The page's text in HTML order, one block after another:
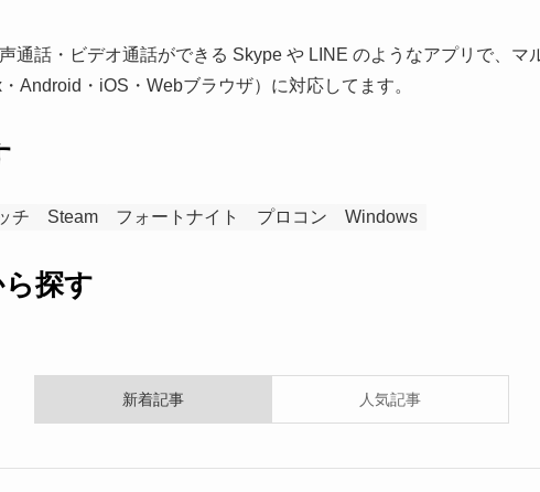
通話・ビデオ通話ができる Skype や LINE のようなアプリで、マ
Android・iOS・Webブラウザ）に対応してます。
チ Steam フォートナイト プロコン Windows
探す
新着記事 人気記事